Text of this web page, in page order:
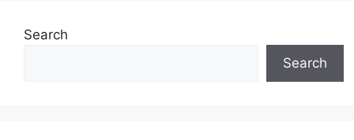
Search
Search